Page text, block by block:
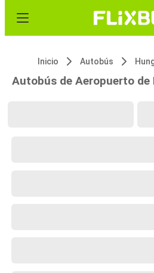
Inicio Autobús
Autobús de Aeropuerto de